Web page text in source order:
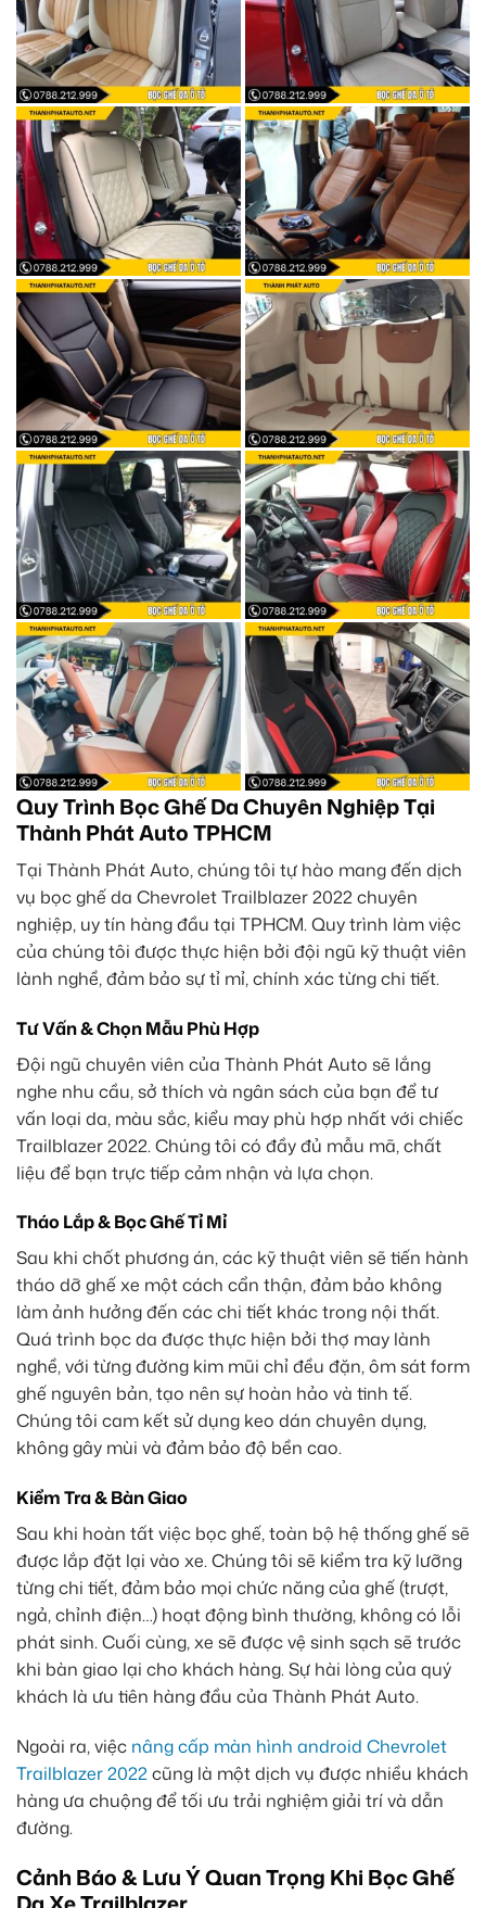
Quy Trình Bọc Ghế Da Chuyên Nghiệp Tại
Thành Phát Auto TPHCM
Tại Thành Phát Auto, chúng tôi tự hào mang đến dịch
vụ bọc ghế da Chevrolet Trailblazer 2022 chuyên
nghiệp, uy tín hàng đầu tại TPHCM. Quy trình làm việc
của chúng tôi được thực hiện bởi đội ngũ kỹ thuật viên
lành nghề, đảm bảo sự tỉ mỉ, chính xác từng chi tiết.
Tư Vấn & Chọn Mẫu Phù Hợp
Đội ngũ chuyên viên của Thành Phát Auto sẽ lắng
nghe nhu cầu, sở thích và ngân sách của bạn để tư
vấn loại da, màu sắc, kiểu may phù hợp nhất với chiếc
Trailblazer 2022. Chúng tôi có đầy đủ mẫu mã, chất
liệu để bạn trực tiếp cảm nhận và lựa chọn.
Tháo Lắp & Bọc Ghế Tỉ Mỉ
Sau khi chốt phương án, các kỹ thuật viên sẽ tiến hành
tháo dỡ ghế xe một cách cẩn thận, đảm bảo không
làm ảnh hưởng đến các chi tiết khác trong nội thất.
Quá trình bọc da được thực hiện bởi thợ may lành
nghề, với từng đường kim mũi chỉ đều đặn, ôm sát form
ghế nguyên bản, tạo nên sự hoàn hảo và tinh tế.
Chúng tôi cam kết sử dụng keo dán chuyên dụng,
không gây mùi và đảm bảo độ bền cao.
Kiểm Tra & Bàn Giao
Sau khi hoàn tất việc bọc ghế, toàn bộ hệ thống ghế sẽ
được lắp đặt lại vào xe. Chúng tôi sẽ kiểm tra kỹ lưỡng
từng chi tiết, đảm bảo mọi chức năng của ghế (trượt,
ngả, chỉnh điện…) hoạt động bình thường, không có lỗi
phát sinh. Cuối cùng, xe sẽ được vệ sinh sạch sẽ trước
khi bàn giao lại cho khách hàng. Sự hài lòng của quý
khách là ưu tiên hàng đầu của Thành Phát Auto.
Ngoài ra, việc nâng cấp màn hình android Chevrolet
Trailblazer 2022cũng là một dịch vụ được nhiều khách
hàng ưa chuộng để tối ưu trải nghiệm giải trí và dẫn
đường.
Cảnh Báo & Lưu Ý Quan Trọng Khi Bọc Ghế